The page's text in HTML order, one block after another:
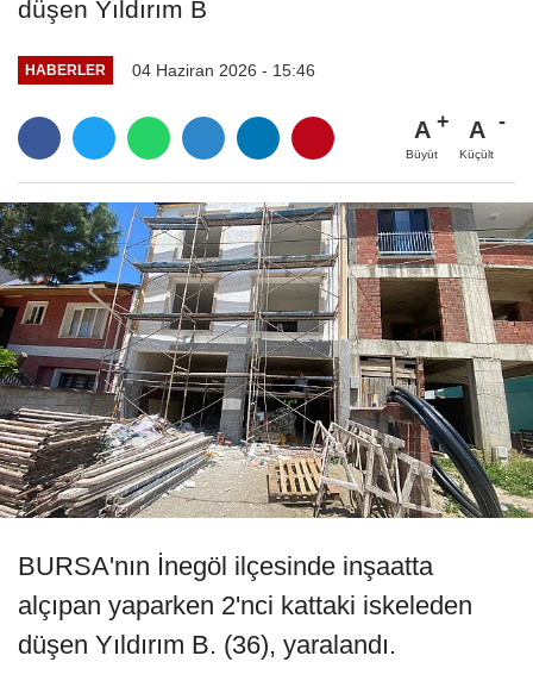
düşen Yıldırım B
HABERLER 04 Haziran 2026 - 15:46
A
Büyüt
A
Küçült
BURSA'nın İnegöl ilçesinde inşaatta
alçıpan yaparken 2'nci kattaki iskeleden
düşen Yıldırım B. (36), yaralandı.